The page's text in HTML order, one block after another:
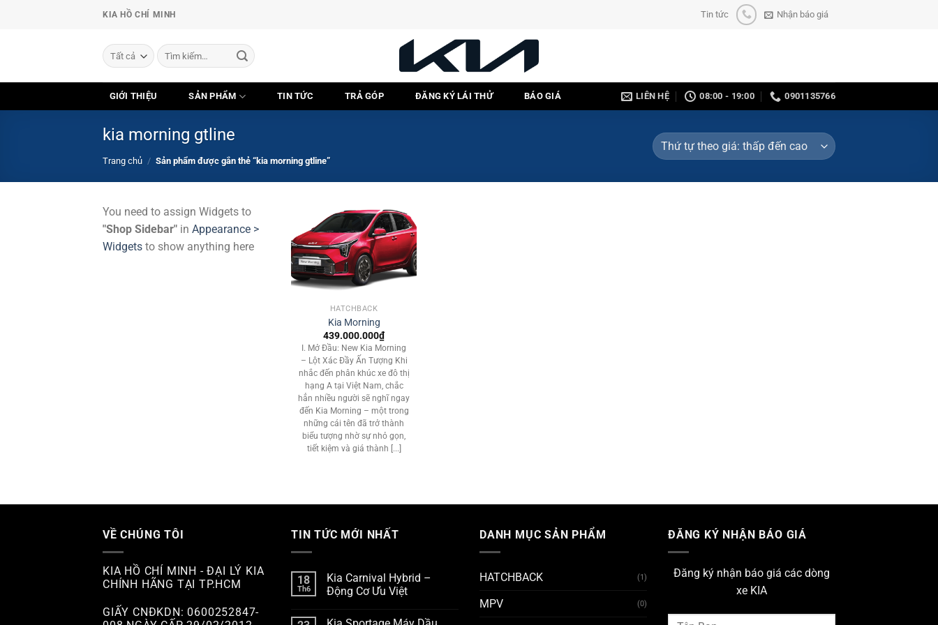
KIA HỒ CHÍ MINH Tin tức Nhận báo giá
Tìm
kiếm:
GIỚI THIỆU SẢN PHẨM TIN TỨC TRẢ GÓP ĐĂNG KÝ LÁI THỬ BÁO GIÁ LIÊN HỆ 08:00 - 19:00 0901135766
kia morning gtline
Trang chủ / Sản phẩm được gắn thẻ “kia morning gtline”
You need to assign Widgets to
"Shop Sidebar" in Appearance >
Widgets to show anything here
HATCHBACK
Kia Morning
439.000.000₫
I. Mở Đầu: New Kia Morning
– Lột Xác Đầy Ấn Tượng Khi
nhắc đến phân khúc xe đô thị
hạng A tại Việt Nam, chắc
hẳn nhiều người sẽ nghĩ ngay
đến Kia Morning – một trong
những cái tên đã trở thành
biểu tượng nhờ sự nhỏ gọn,
tiết kiệm và giá thành [...]
VỀ CHÚNG TÔI
KIA HỒ CHÍ MINH - ĐẠI LÝ KIA
CHÍNH HÃNG TẠI TP.HCM
GIẤY CNĐKDN: 0600252847-
TIN TỨC MỚI NHẤT
18
Th6
Kia Carnival Hybrid –
Động Cơ Ưu Việt
DANH MỤC SẢN PHẨM
HATCHBACK (1)
MPV (0)
ĐĂNG KÝ NHẬN BÁO GIÁ
Đăng ký nhận báo giá các dòng
xe KIA